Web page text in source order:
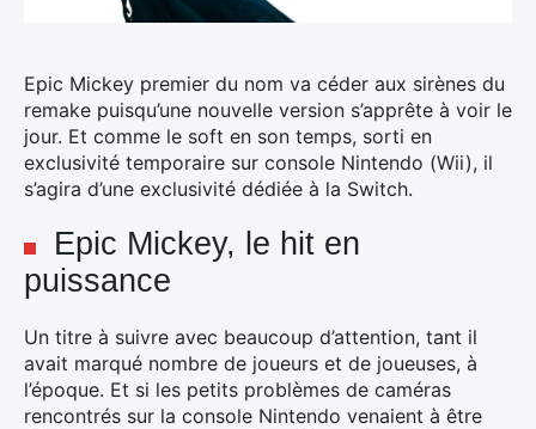
Epic Mickey premier du nom va céder aux sirènes du
remake puisqu’une nouvelle version s’apprête à voir le
jour. Et comme le soft en son temps, sorti en
exclusivité temporaire sur console Nintendo (Wii), il
s’agira d’une exclusivité dédiée à la Switch.
Epic Mickey, le hit en
puissance
Un titre à suivre avec beaucoup d’attention, tant il
avait marqué nombre de joueurs et de joueuses, à
l’époque. Et si les petits problèmes de caméras
rencontrés sur la console Nintendo venaient à être